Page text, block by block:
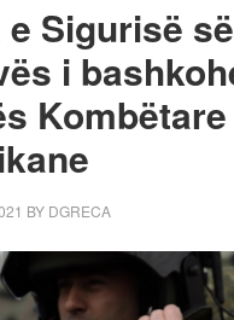
e Sigurisë së
i
Kombëtare
BY DGRECA